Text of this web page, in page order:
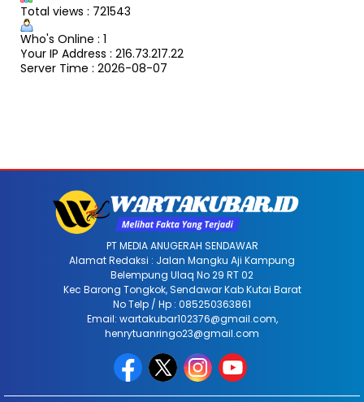
Total views : 721543
Who's Online : 1
Your IP Address : 216.73.217.22
Server Time : 2026-08-07
PT MEDIA ANUGERAH SENDAWAR
Alamat Redaksi : Jalan Mangku Aji Kampung
Belempung Ulaq No 29 RT 02
Kec Barong Tongkok, Sendawar Kab Kutai Barat
No Telp / Hp : 085250363861
Email: wartakubar102376@gmail.com,
henrytuanringo23@gmail.com